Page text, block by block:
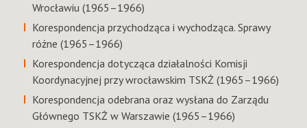
Wrocławiu (1965–1966)
Korespondencja przychodząca i wychodząca. Sprawy
różne (1965–1966)
Korespondencja dotycząca działalności Komisji
Koordynacyjnej przy wrocławskim TSKŻ (1965–1966)
Korespondencja odebrana oraz wysłana do Zarządu
Głównego TSKŻ w Warszawie (1965–1966)